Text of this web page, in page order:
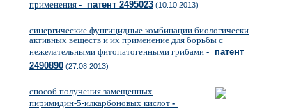
применения - патент 2495023 (10.10.2013)
синергические фунгицидные комбинации биологически
активных веществ и их применение для борьбы с
нежелательными фитопатогенными грибами - патент
2490890 (27.08.2013)
способ получения замещенных
пиримидин-5-илкарбоновых кислот -